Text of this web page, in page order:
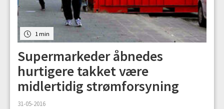
1 min
Supermarkeder åbnedes
hurtigere takket være
midlertidig strømforsyning
31-05-2016